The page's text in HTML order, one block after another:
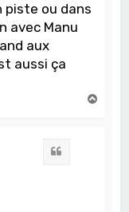
piste ou dans
avec Manu
aux
aussi ça